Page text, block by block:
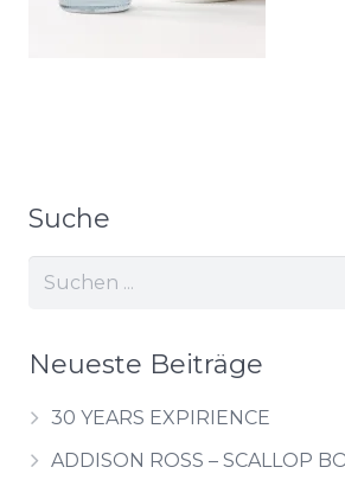
Suche
Neueste Beiträge
30 YEARS EXPIRIENCE
ADDISON ROSS – SCALLOP